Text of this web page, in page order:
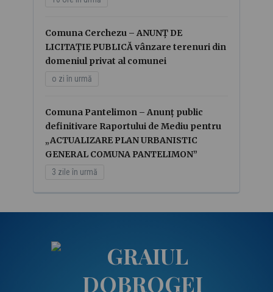
Comuna Cerchezu – ANUNȚ DE
LICITAȚIE PUBLICĂ vânzare terenuri din
domeniul privat al comunei
o zi în urmă
Comuna Pantelimon – Anunț public
definitivare Raportului de Mediu pentru
„ACTUALIZARE PLAN URBANISTIC
GENERAL COMUNA PANTELIMON”
3 zile în urmă